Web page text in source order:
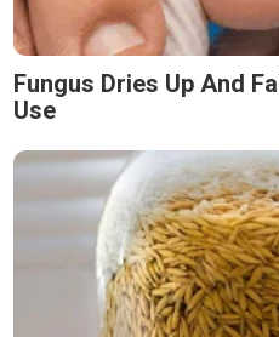
Fungus Dries Up And
Use